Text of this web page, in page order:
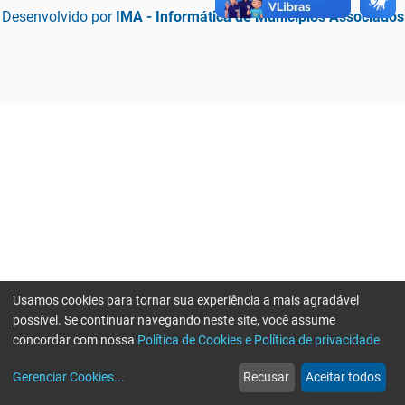
Desenvolvido por IMA - Informática de Municípios Associados
web
Notícias
more_horiz
Mais
Usamos cookies para tornar sua experiência a mais agradável
possível. Se continuar navegando neste site, você assume
concordar com nossa Política de Cookies e Política de privacidade
Gerenciar Cookies... Recusar Aceitar todos
Erro ao enviar informações, por favor tente novamente